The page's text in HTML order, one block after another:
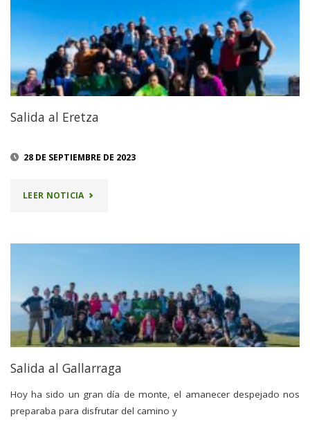
Salida al Eretza
28 DE SEPTIEMBRE DE 2023
LEER NOTICIA"SALIDA
Salida al Gallarraga
Hoy ha sido un gran día de monte, el amanecer despejado nos
preparaba para disfrutar del camino y